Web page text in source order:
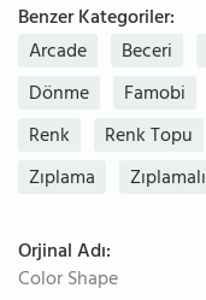
Benzer Kategoriler:
Arcade
Beceri
Dönme
Famobi
Renk
Renk Topu
Zıplama
Zıplamalı
Orjinal Adı:
Color Shape